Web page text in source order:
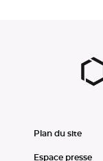
Plan du site
Espace presse